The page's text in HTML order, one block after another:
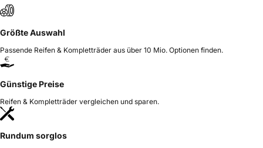
Größte Auswahl
Passende Reifen & Kompletträder aus über 10 Mio. Optionen finden.
Günstige Preise
Reifen & Kompletträder vergleichen und sparen.
Rundum sorglos